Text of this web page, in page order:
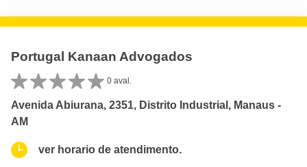
Portugal Kanaan Advogados
0 aval.
Avenida Abiurana, 2351, Distrito Industrial, Manaus -
AM
ver horario de atendimento.